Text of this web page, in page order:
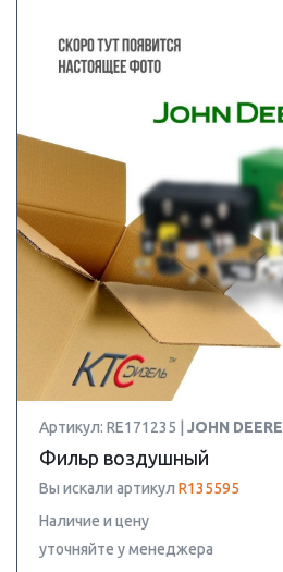
Артикул: RE171235 | JOHN DEERE
Фильр воздушный
Вы искали артикул R135595
Наличие и цену
уточняйте у менеджера